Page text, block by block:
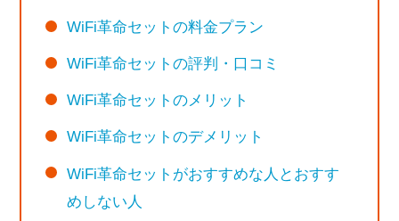
WiFi革命セットの料金プラン
WiFi革命セットの評判・口コミ
WiFi革命セットのメリット
WiFi革命セットのデメリット
WiFi革命セットがおすすめな人とおすす
めしない人